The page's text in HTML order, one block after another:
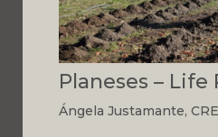
Planeses –
Ángela Justamante,